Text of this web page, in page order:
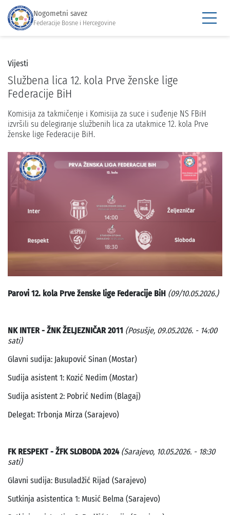
Nogometni savez
Federacije Bosne i Hercegovine
Vijesti
Službena lica 12. kola Prve ženske lige
Federacije BiH
Komisija za takmičenje i Komisija za suce i suđenje NS FBiH
izvršili su delegiranje službenih lica za utakmice 12. kola Prve
ženske lige Federacije BiH.
Parovi 12. kola Prve ženske lige Federacije BiH (09/10.05.2026.)
NK INTER - ŽNK ŽELJEZNIČAR 2011 (Posušje, 09.05.2026. - 14:00
sati)
Glavni sudija: Jakupović Sinan (Mostar)
Sudija asistent 1: Kozić Nedim (Mostar)
Sudija asistent 2: Pobrić Nedim (Blagaj)
Delegat: Trbonja Mirza (Sarajevo)
FK RESPEKT - ŽFK SLOBODA 2024 (Sarajevo, 10.05.2026. - 18:30
sati)
Glavni sudija: Busuladžić Rijad (Sarajevo)
Sutkinja asistentica 1: Musić Belma (Sarajevo)